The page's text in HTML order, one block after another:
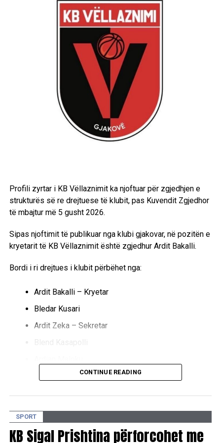
Profili zyrtar i KB Vëllaznimit ka njoftuar për zgjedhjen e
strukturës së re drejtuese të klubit, pas Kuvendit Zgjedhor
të mbajtur më 5 gusht 2026.
Sipas njoftimit të publikuar nga klubi gjakovar, në pozitën e
kryetarit të KB Vëllaznimit është zgjedhur Ardit Bakalli.
Bordi i ri drejtues i klubit përbëhet nga:
Ardit Bakalli – Kryetar
Bledar Kusari
Ardit Zeka – Sekretar
Jeton Bakalli
CONTINUE READING
SPORT
KB Sigal Prishtina përforcohet me